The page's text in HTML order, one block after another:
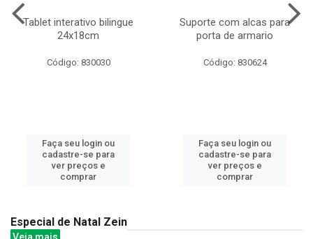
Tablet interativo bilingue
24x18cm
Código: 830030
Faça seu login ou
cadastre-se para
ver preços e
comprar
Suporte com alcas para
porta de armario
Código: 830624
Faça seu login ou
cadastre-se para
ver preços e
comprar
Especial de Natal Zein
Veja mais